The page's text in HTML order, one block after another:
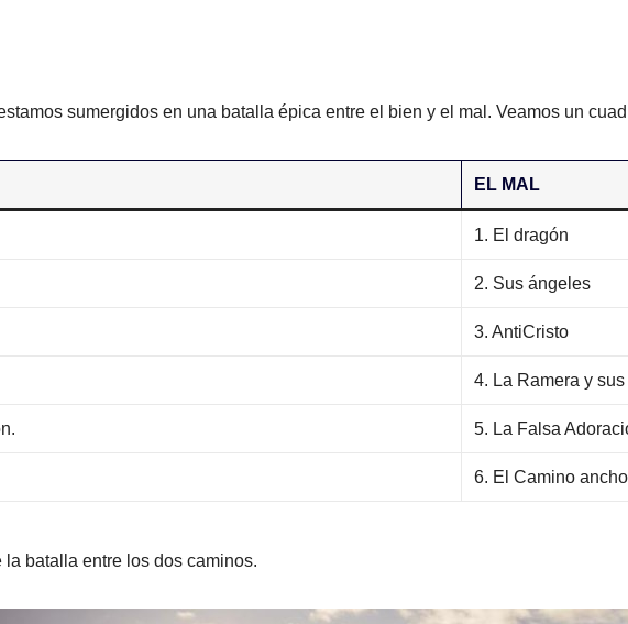
sumergidos en una batalla épica entre el bien y el mal. Veamos un
EL MAL
1. El dragón
2. Sus ángeles
3. AntiCristo
4. La Ramera y
5. La Falsa
6. El Camino
batalla entre los dos caminos.